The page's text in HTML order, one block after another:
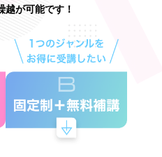
越が可能です！